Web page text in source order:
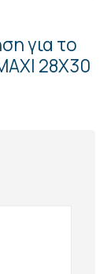
για το
28Χ30